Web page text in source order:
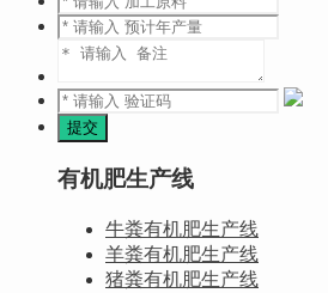
有机肥生产线
牛粪有机肥生产线
羊粪有机肥生产线
猪粪有机肥生产线